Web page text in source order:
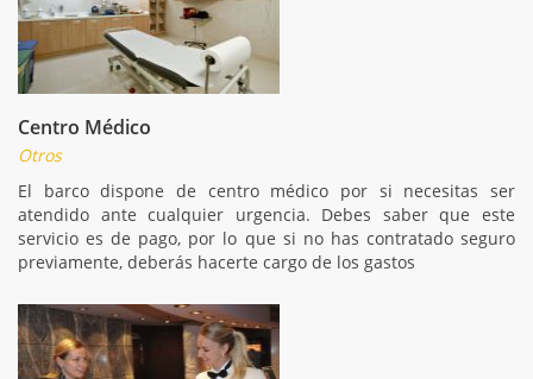
Centro Médico
Otros
El barco dispone de centro médico por si necesitas ser
atendido ante cualquier urgencia. Debes saber que este
servicio es de pago, por lo que si no has contratado seguro
previamente, deberás hacerte cargo de los gastos